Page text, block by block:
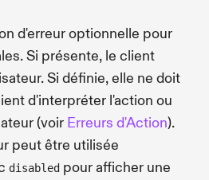
d'erreur optionnelle pour
Si présente, le client
Si définie, elle ne doit
d'interpréter l'action ou
(voir Erreurs d'Action).
peut être utilisée
disabled pour afficher une